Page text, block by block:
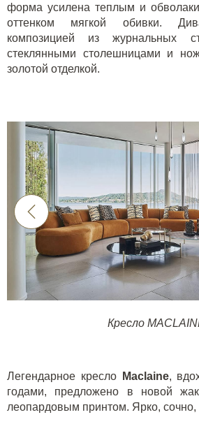
форма усилена теплым и
оттенком мягкой обивки.
композицией из журнальных
стеклянными столешницами и
золотой отделкой.
Кресло
Легендарное кресло Maclaine,
годами, предложено в новой
леопардовым принтом. Ярко,